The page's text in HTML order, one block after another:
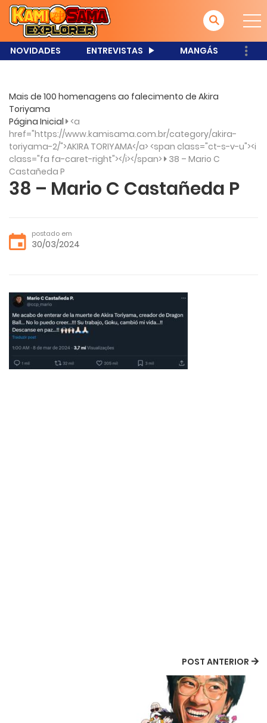
NOVIDADES ENTREVISTAS MANGÁS
Mais de 100 homenagens ao falecimento de Akira
Toriyama
Página Inicial <a
href="https://www.kamisama.com.br/category/akira-
toriyama-2/">AKIRA TORIYAMA</a> <span class="ct-s-v-u"><i
class="fa fa-caret-right"></i></span> 38 – Mario C
Castañeda P
38 – Mario C Castañeda P
postado em
30/03/2024
POST ANTERIOR